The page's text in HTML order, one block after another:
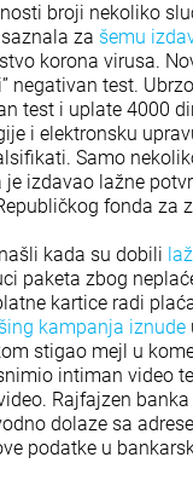
broji nekoliko
za šemu
korona virusa.
negativan test.
test i uplate 4000
i elektronsku
Samo
izdavao lažne
fonda za
kada su dobili
paketa zbog
kartice radi
kampanja iznude
stigao mejl u
intiman video
Rajfajzen
dolaze sa
podatke u